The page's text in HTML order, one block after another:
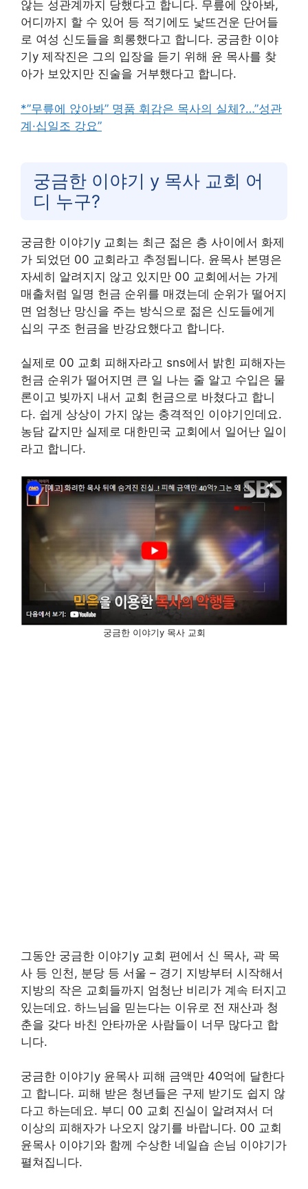
않는 성관계까지 당했다고 합니다. 무릎에 앉아봐,
어디까지 할 수 있어 등 적기에도 낯뜨건운 단어들
로 여성 신도들을 희롱했다고 합니다. 궁금한 이야
기y 제작진은 그의 입장을 듣기 위해 윤 목사를 찾
아가 보았지만 진술을 거부했다고 합니다.
*”무릎에 앉아봐” 명품 휘감은 목사의 실체?…”성관
계·십일조 강요”
궁금한 이야기 y 목사 교회 어
디 누구?
궁금한 이야기y 교회는 최근 젊은 층 사이에서 화제
가 되었던 00 교회라고 추정됩니다. 윤목사 본명은
자세히 알려지지 않고 있지만 00 교회에서는 가게
매출처럼 일명 헌금 순위를 매겼는데 순위가 떨어지
면 엄청난 망신을 주는 방식으로 젊은 신도들에게
십의 구조 헌금을 반강요했다고 합니다.
실제로 00 교회 피해자라고 sns에서 밝힌 피해자는
헌금 순위가 떨어지면 큰 일 나는 줄 알고 수입은 물
론이고 빚까지 내서 교회 헌금으로 바쳤다고 합니
다. 쉽게 상상이 가지 않는 충격적인 이야기인데요.
농담 같지만 실제로 대한민국 교회에서 일어난 일이
라고 합니다.
궁금한 이야기y 목사 교회
그동안 궁금한 이야기y 교회 편에서 신 목사, 곽 목
사 등 인천, 분당 등 서울 – 경기 지방부터 시작해서
지방의 작은 교회들까지 엄청난 비리가 계속 터지고
있는데요. 하느님을 믿는다는 이유로 전 재산과 청
춘을 갖다 바친 안타까운 사람들이 너무 많다고 합
니다.
궁금한 이야기y 윤목사 피해 금액만 40억에 달한다
고 합니다. 피해 받은 청년들은 구제 받기도 쉽지 않
다고 하는데요. 부디 00 교회 진실이 알려져서 더
이상의 피해자가 나오지 않기를 바랍니다. 00 교회
윤목사 이야기와 함께 수상한 네일숍 손님 이야기가
펼쳐집니다.